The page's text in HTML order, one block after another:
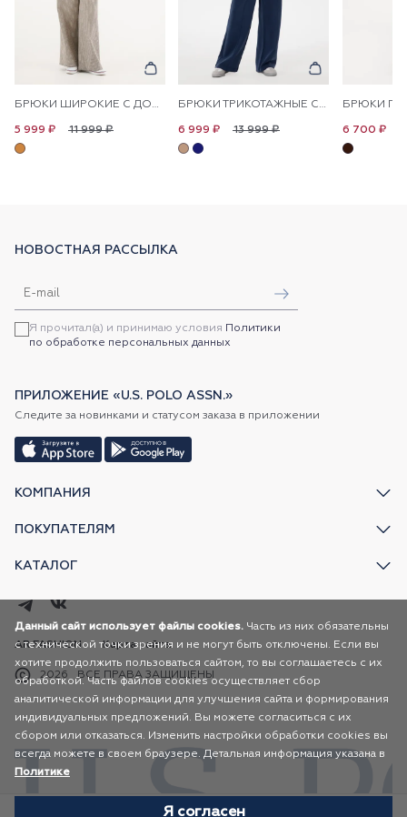
БРЮКИ ШИРОКИЕ С ДОБАВЛЕНИЕМ ЛЬНА НА КУЛИСКЕ
11 999 ₽
5 999 ₽
БРЮКИ ТРИКОТАЖНЫЕ СО СТРЕЛКАМИ
13 999 ₽
6 999 ₽ 6 700 ₽
КОМПАНИЯ
ПОКУПАТЕЛЯМ
КАТАЛОГ
НОВОСТНАЯ РАССЫЛКА
Я прочитал(а) и принимаю условия Политики
по обработке персональных данных
ПРИЛОЖЕНИЕ «U.S. POLO ASSN.»
Следите за новинками и статусом заказа в приложении
2026 ВСЕ ПРАВА ЗАЩИЩЕНЫ
AR FASHION Карта сайта
Данный сайт использует файлы cookies. Часть из них обязательны
с технической точки зрения и не могут быть отключены. Если вы
хотите продолжить пользоваться сайтом, то вы соглашаетесь с их
обработкой. Часть файлов cookies осуществляет сбор
аналитической информации для улучшения сайта и формирования
индивидуальных предложений. Вы можете согласиться с их
сбором или отказаться. Изменить настройки обработки cookies вы
всегда можете в своем браузере. Детальная информация указана в
Политике
Я согласен